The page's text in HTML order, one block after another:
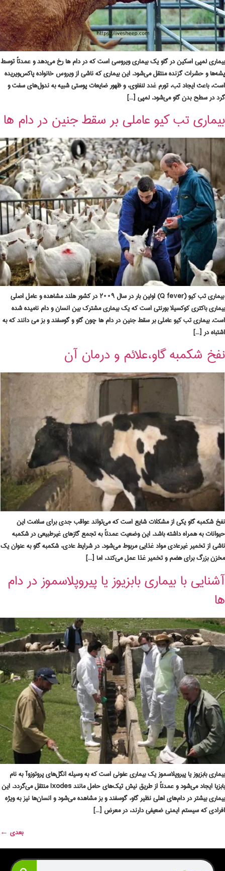
بیماری لمپی اسکین در گاو یک بیماری ویروسی است که در دام ها رخ می‌دهد و عمدتاً توسط
پشه‌ها و حشرات گزنده منتقل می‌شود. این بیماری که ناشی از ویروس خانواده پاکس‌ویریده
است، باعث ایجاد تب، تورم غدد لنفاوی، و ظهور ضایعات پوستی شبیه به ندول‌های سفت و
گرد در سطح بدن گاو می‌شود. لمپی […]
بیماری تب کیو عاملی بر سقط جنین در دام ها
بیماری تب کیو (Q fever) اولین بار در سال ۲۰۰۹ در کشور هلند مشاهده و عامل اصلی
بیماری باکتری کوکسیلا بورنتی است که یک بیماری مشترک بین انسان و دام نامیده شده
است. بیماری تب کیو عاملی بر سقط جنین در دام ها چون گاو و گوسفند و بز می دانند که به
اشتباه در […]
نفخ شکمبه گاو،علائم و درمان آن
نفخ شکمبه گاو یکی از مشکلات شایع است که می‌تواند عواقب جدی برای سلامت این
حیوانات به همراه داشته باشد. این وضعیت عمدتاً به تجمع گازهای غیرطبیعی در شکمبه
ناشی از تخمیر غیرعادی مواد غذایی مربوط می‌شود. در شرایط عادی، شکمبه گاو به عنوان یک
مخزن بزرگ برای هضم و تخمیر غذا عمل می‌کند، اما […]
آشنایی با بیماری بابزیوز یا پیروپلاسموز در دام
ها
بیماری بابزیوز یا پیروپلاسموز یک بیماری عفونی است که به وسیله انگل‌های پروتوزوآ به نام
بابزیا ایجاد می‌شود و عمدتاً از طریق نیش تیک‌های حامل مانند Ixodes منتقل می‌گردد. این
بیماری بیشتر در دام‌های اهلی نظیر گاو، گوسفند و بز مشاهده می‌شود و انسان‌ها نیز به ویژه
افرادی که سیستم ایمنی ضعیفی دارند، در معرض […]
بعدی ←